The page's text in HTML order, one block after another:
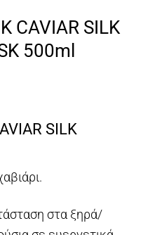
CAVIAR SILK
500ml
SILK
στα ξηρά/